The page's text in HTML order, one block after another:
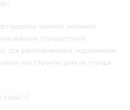
решила принять активное
стандартного
где расположились подъемники,
кран, мы строили дом на стенде
сами! :)